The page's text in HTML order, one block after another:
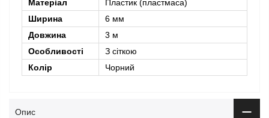
Матеріал
Пластик (пластмаса)
Ширина
6 мм
Довжина
3 м
Особливості
З сіткою
Колір
Чорний
Опис